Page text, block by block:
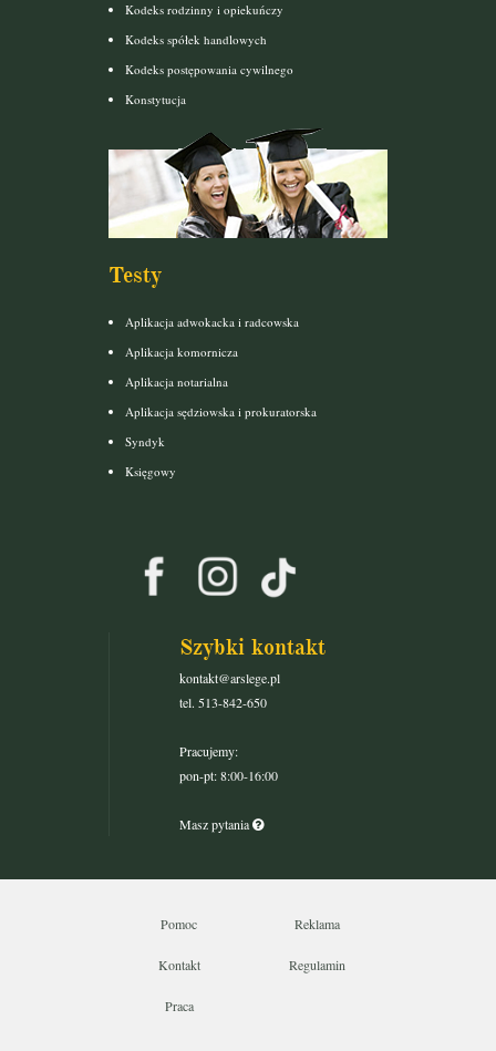
Kodeks rodzinny i opiekuńczy
Kodeks spółek handlowych
Kodeks postępowania cywilnego
Konstytucja
Testy
Aplikacja adwokacka i radcowska
Aplikacja komornicza
Aplikacja notarialna
Aplikacja sędziowska i prokuratorska
Syndyk
Księgowy
Szybki kontakt
kontakt@arslege.pl
tel. 513-842-650
Pracujemy:
pon-pt: 8:00-16:00
Masz pytania
Pomoc Reklama
Kontakt Regulamin
Praca